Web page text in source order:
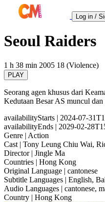
Log in /
Seoul Raiders
1 h 38 min 2005 18 (Violence)
PLAY
Seorang agen khusus dari
Kedutaan Besar AS muncul
availabilityStarts | 2024-07-
availabilityEnds | 2029-02-
Genre | Action
Cast | Tony Leung Chiu Wai,
Director| Jingle Ma
Countries | Hong Kong
Original Language | cantonese
Subtitle Languages | English,
Audio Languages | cantonese,
Country | Hong Kong